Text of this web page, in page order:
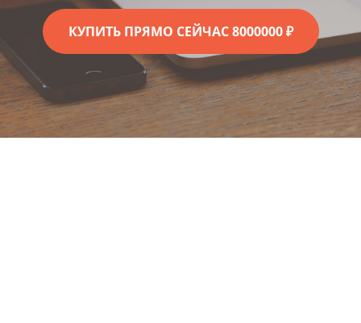
КУПИТЬ ПРЯМО СЕЙЧАС 8000000 ₽